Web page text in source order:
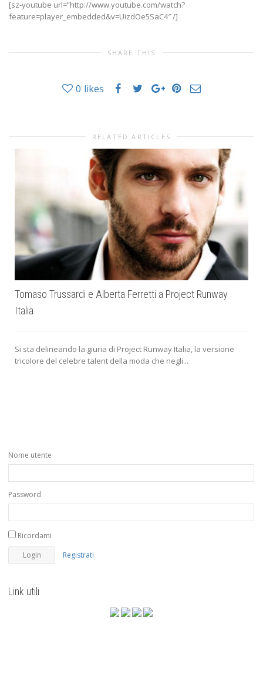
[sz-youtube url=”http://www.youtube.com/watch?
feature=player_embedded&v=UizdOe5SaC4″ /]
SHARE THIS
0 likes
RELATED ARTICLES
Tomaso Trussardi e Alberta Ferretti a Project Runway
Italia
Si sta delineando la giuria di Project Runway Italia, la versione
tricolore del celebre talent della moda che negli...
Nome utente
Password
Ricordami
Registrati
Link utili